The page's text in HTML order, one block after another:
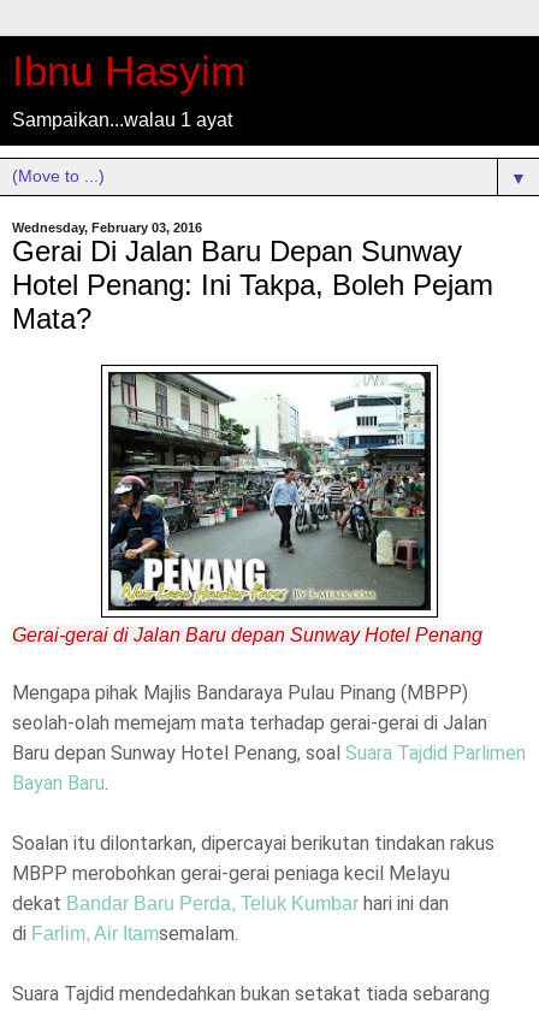
Ibnu Hasyim
Sampaikan...walau 1 ayat
▼
Wednesday, February 03, 2016
Gerai Di Jalan Baru Depan Sunway
Hotel Penang: Ini Takpa, Boleh Pejam
Mata?
Gerai-gerai di Jalan Baru depan Sunway Hotel Penang
Mengapa pihak Majlis Bandaraya Pulau Pinang (MBPP)
seolah-olah memejam mata terhadap gerai-gerai di Jalan
Baru depan Sunway Hotel Penang, soal Suara Tajdid Parlimen
Bayan Baru
Soalan itu dilontarkan, dipercayai berikutan tindakan rakus
MBPP merobohkan gerai-gerai peniaga kecil Melayu
dekat Bandar Baru Perda, Teluk Kumbar hari ini dan
di Farlim, Air Itamsemalam.
Suara Tajdid mendedahkan bukan setakat tiada sebarang